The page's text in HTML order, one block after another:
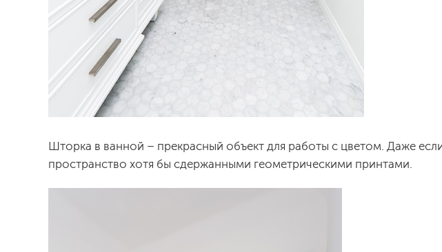
Шторка в ванной – прекрасный объект для работы с цветом. Даже
пространство хотя бы сдержанными геометрическими принтами.